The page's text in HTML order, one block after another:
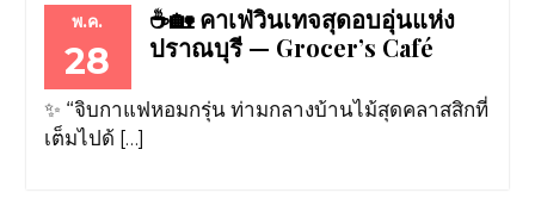
พ.ค.
28
☕🏡 คาเฟ่วินเทจสุดอบอุ่นแห่ง
ปราณบุรี — Grocer’s Café
✨ “จิบกาแฟหอมกรุ่น ท่ามกลางบ้านไม้สุดคลาสสิกที่
เต็มไปด้ […]